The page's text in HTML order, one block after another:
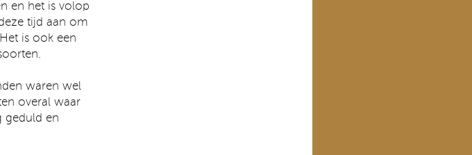
en het is volop
tijd aan om
is ook een
waren wel
overal waar
geduld en